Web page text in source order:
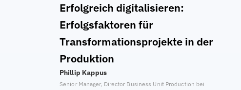
Erfolgreich digitalisieren:
Erfolgsfaktoren für
Transformationsprojekte in der
Produktion
Phillip Kappus
Senior Manager, Director Business Unit Production bei